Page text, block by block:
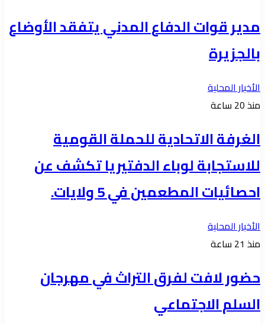
مدير قوات الدفاع المدني يتفقد الأوضاع
بالجزيرة
الأخبار المحلية
منذ 20 ساعة
الغرفة الاتحادية للحملة القومية
للاستجابة لوباء الدفتيريا تكشف عن
احصائيات المطعمين في 5 ولايات.
الأخبار المحلية
منذ 21 ساعة
حضور لافت لفرق التراث في مهرجان
السلم الاجتماعي